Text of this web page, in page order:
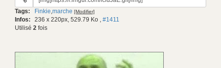
gif:
Tags: Finkie,marche [Modifier]
Infos: 236 x 220px, 529.79 Ko , #1411
Utilisé 2 fois